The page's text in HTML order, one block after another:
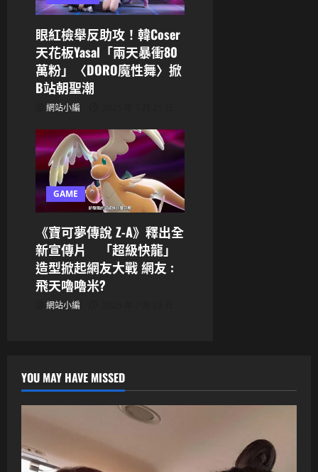
眼紅檢舉反助攻！韓Coser
天花板Yasal「兩天暴衝80
萬粉」〈DORO魔性舞〉掀
B站朝聖潮
網站小編
GAME
《寶可夢傳說 Z-A》釋出全
新宣傳片 「超級快龍」
造型掀起網友大戰 網友 :
飛天嚕嚕米?
網站小編
YOU MAY HAVE MISSED